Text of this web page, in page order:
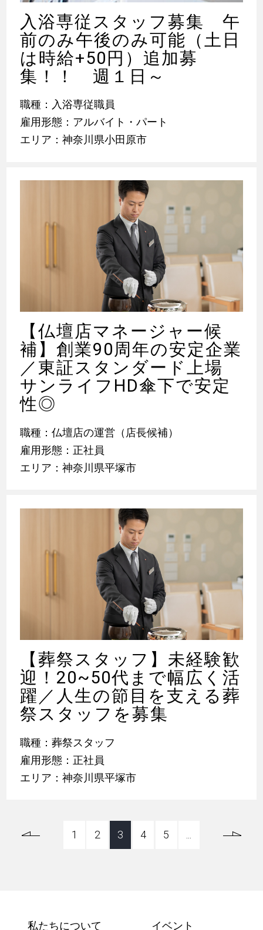
入浴専従スタッフ募集 午
前のみ午後のみ可能（土日
は時給+50円）追加募
集！！ 週１日～
職種：入浴専従職員
雇用形態：アルバイト・パート
エリア：神奈川県小田原市
【仏壇店マネージャー候
補】創業90周年の安定企業
／東証スタンダード上場
サンライフHD傘下で安定
性◎
職種：仏壇店の運営（店長候補）
雇用形態：正社員
エリア：神奈川県平塚市
【葬祭スタッフ】未経験歓
迎！20~50代まで幅広く活
躍／人生の節目を支える葬
祭スタッフを募集
職種：葬祭スタッフ
雇用形態：正社員
エリア：神奈川県平塚市
1 2 3 4 5
私たちについて イベント